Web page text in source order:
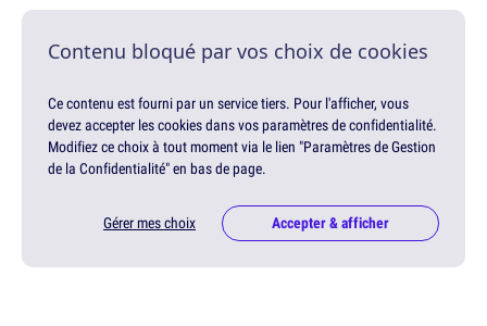
Contenu bloqué par vos choix de cookies
Ce contenu est fourni par un service tiers. Pour l'afficher, vous
devez accepter les cookies dans vos paramètres de confidentialité.
Modifiez ce choix à tout moment via le lien "Paramètres de Gestion
de la Confidentialité" en bas de page.
Gérer mes choix Accepter & afficher